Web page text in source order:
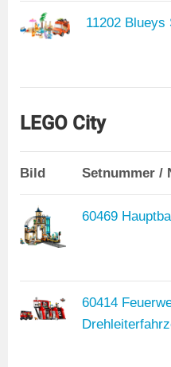
11202 Blueys
LEGO City
Bild Setnummer /
60469
60414